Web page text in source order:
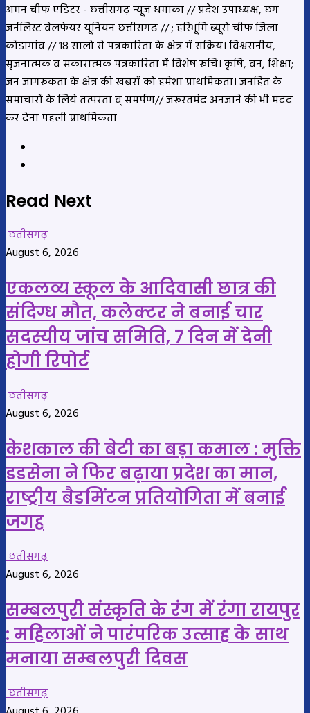
अमन चीफ एडिटर - छत्तीसगढ़ न्यूज़ धमाका // प्रदेश उपाध्यक्ष, छग
जर्नलिस्ट वेलफेयर यूनियन छत्तीसगढ // ; हरिभूमि ब्यूरो चीफ जिला
कोंडागांव // 18 सालो से पत्रकारिता के क्षेत्र में सक्रिय। विश्वसनीय,
सृजनात्मक व सकारात्मक पत्रकारिता में विशेष रूचि। कृषि, वन, शिक्षा;
जन जागरूकता के क्षेत्र की खबरों को हमेशा प्राथमिकता। जनहित के
समाचारों के लिये तत्परता व् समर्पण// जरूरतमंद अनजाने की भी मदद
कर देना पहली प्राथमिकता
Read Next
छतीसगढ़
August 6, 2026
एकलव्य स्कूल के आदिवासी छात्र की
संदिग्ध मौत, कलेक्टर ने बनाई चार
सदस्यीय जांच समिति, 7 दिन में देनी
होगी रिपोर्ट
छतीसगढ़
August 6, 2026
केशकाल की बेटी का बड़ा कमाल : मुक्ति
डडसेना ने फिर बढ़ाया प्रदेश का मान,
राष्ट्रीय बैडमिंटन प्रतियोगिता में बनाई
जगह
छतीसगढ़
August 6, 2026
सम्बलपुरी संस्कृति के रंग में रंगा रायपुर
: महिलाओं ने पारंपरिक उत्साह के साथ
मनाया सम्बलपुरी दिवस
छतीसगढ़